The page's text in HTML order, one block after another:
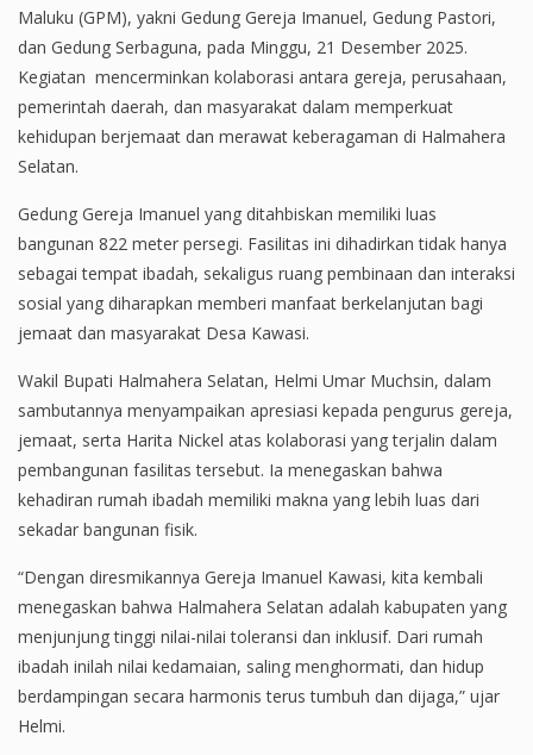
Maluku (GPM), yakni Gedung Gereja Imanuel, Gedung Pastori,
dan Gedung Serbaguna, pada Minggu, 21 Desember 2025.
Kegiatan mencerminkan kolaborasi antara gereja, perusahaan,
pemerintah daerah, dan masyarakat dalam memperkuat
kehidupan berjemaat dan merawat keberagaman di Halmahera
Selatan.
Gedung Gereja Imanuel yang ditahbiskan memiliki luas
bangunan 822 meter persegi. Fasilitas ini dihadirkan tidak hanya
sebagai tempat ibadah, sekaligus ruang pembinaan dan interaksi
sosial yang diharapkan memberi manfaat berkelanjutan bagi
jemaat dan masyarakat Desa Kawasi.
Wakil Bupati Halmahera Selatan, Helmi Umar Muchsin, dalam
sambutannya menyampaikan apresiasi kepada pengurus gereja,
jemaat, serta Harita Nickel atas kolaborasi yang terjalin dalam
pembangunan fasilitas tersebut. Ia menegaskan bahwa
kehadiran rumah ibadah memiliki makna yang lebih luas dari
sekadar bangunan fisik.
“Dengan diresmikannya Gereja Imanuel Kawasi, kita kembali
menegaskan bahwa Halmahera Selatan adalah kabupaten yang
menjunjung tinggi nilai-nilai toleransi dan inklusif. Dari rumah
ibadah inilah nilai kedamaian, saling menghormati, dan hidup
berdampingan secara harmonis terus tumbuh dan dijaga,” ujar
Helmi.